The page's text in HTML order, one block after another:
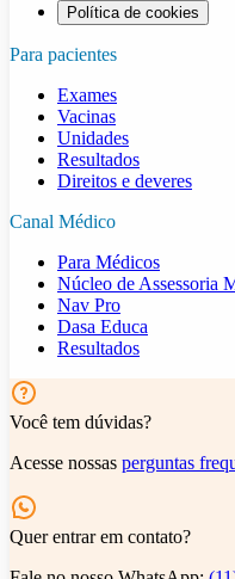
Política de cookies
Para pacientes
Exames
Vacinas
Unidades
Resultados
Direitos e deveres
Canal Médico
Para Médicos
Núcleo de Assessoria
Nav Pro
Dasa Educa
Resultados
Você tem dúvidas?
Acesse nossas perguntas
Quer entrar em contato?